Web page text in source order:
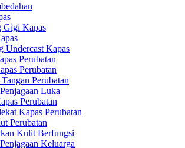
Gigi Kapas
Undercast Kapas
Perubatan
Perubatan
Perubatan
Luka
Perubatan
Kapas Perubatan
Perubatan
Kulit Berfungsi
Keluarga